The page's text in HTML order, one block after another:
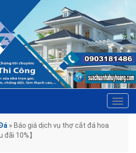
» Báo giá dịch vụ thợ cắt đá hoa
10%】